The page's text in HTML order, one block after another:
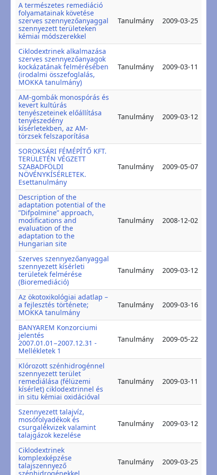
A természetes remediáció
folyamatainak követése
szerves szennyezőanyaggal
szennyezett területeken
kémiai módszerekkel
Tanulmány 2009-03-25
Ciklodextrinek alkalmazása
szerves szennyezőanyagok
kockázatának felmérésében
(irodalmi összefoglalás,
MOKKA tanulmány)
Tanulmány 2009-03-11
AM-gombák monospórás és
kevert kultúrás
tenyészeteinek előállítása
tenyészedény
kísérletekben, az AM-
törzsek felszaporítása
Tanulmány 2009-03-12
SOROKSÁRI FÉMÉPÍTŐ KFT.
TERÜLETÉN VÉGZETT
SZABADFÖLDI
NÖVÉNYKÍSÉRLETEK.
Esettanulmány
Tanulmány 2009-05-07
Description of the
adaptation potential of the
”Difpolmine” approach,
modifications and
evaluation of the
adaptation to the
Hungarian site
Tanulmány 2008-12-02
Szerves szennyezőanyaggal
szennyezett kísérleti
területek felmérése
(Bioremediáció)
Tanulmány 2009-03-12
Az ökotoxikológiai adatlap –
a fejlesztés története;
MOKKA tanulmány
Tanulmány 2009-03-16
BANYAREM Konzorciumi
jelentés
2007.01.01−2007.12.31 -
Mellékletek 1
Tanulmány 2009-05-22
Klórozott szénhidrogénnel
szennyezett terület
remediálása (félüzemi
kísérlet) ciklodextrinnel és
in situ kémiai oxidációval
Tanulmány 2009-03-11
Szennyezett talajvíz,
mosófolyadékok és
csurgalékvizek valamint
talajgázok kezelése
Tanulmány 2009-03-12
Ciklodextrinek
komplexképzése
talajszennyező
Tanulmány 2009-03-25